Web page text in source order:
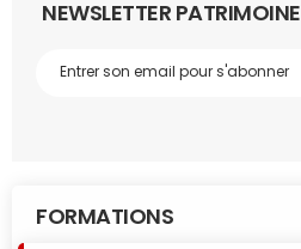
NEWSLETTER PATRIMOINE
FORMATIONS